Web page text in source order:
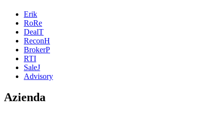
Erik
RoRe
DealT
ReconH
BrokerP
RTI
SaleJ
Advisory
Azienda